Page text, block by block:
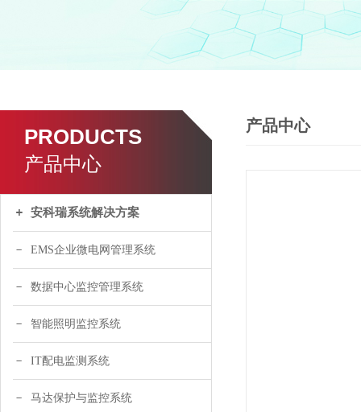
PRODUCTS
产品中心
安科瑞系统解决方案
EMS企业微电网管理系统
数据中心监控管理系统
智能照明监控系统
IT配电监测系统
马达保护与监控系统
产品中心